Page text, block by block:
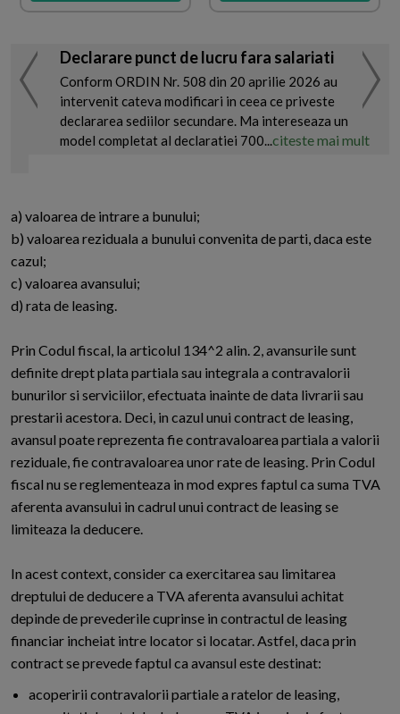
Declarare punct de lucru fara salariati
Conform ORDIN Nr. 508 din 20 aprilie 2026 au
intervenit cateva modificari in ceea ce priveste
declararea sediilor secundare. Ma intereseaza un
model completat al declaratiei 700...citeste mai mult
a) valoarea de intrare a bunului;
b) valoarea reziduala a bunului convenita de parti, daca este
cazul;
c) valoarea avansului;
d) rata de leasing.
Prin Codul fiscal, la articolul 134^2 alin. 2, avansurile sunt
definite drept plata partiala sau integrala a contravalorii
bunurilor si serviciilor, efectuata inainte de data livrarii sau
prestarii acestora. Deci, in cazul unui contract de leasing,
avansul poate reprezenta fie contravaloarea partiala a valorii
reziduale, fie contravaloarea unor rate de leasing. Prin Codul
fiscal nu se reglementeaza in mod expres faptul ca suma TVA
aferenta avansului in cadrul unui contract de leasing se
limiteaza la deducere.
In acest context, consider ca exercitarea sau limitarea
dreptului de deducere a TVA aferenta avansului achitat
depinde de prevederile cuprinse in contractul de leasing
financiar incheiat intre locator si locatar. Astfel, daca prin
contract se prevede faptul ca avansul este destinat:
acoperirii contravalorii partiale a ratelor de leasing,